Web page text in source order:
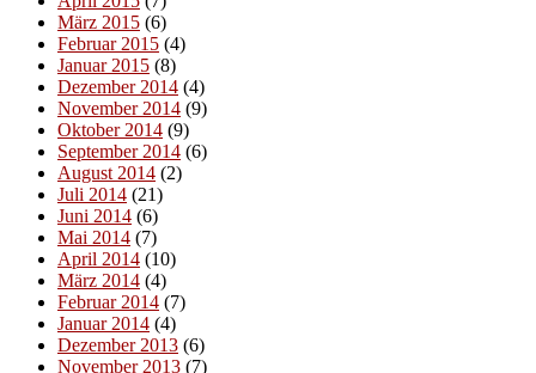
März 2015 (6)
Februar 2015 (4)
Januar 2015 (8)
Dezember 2014 (4)
November 2014 (9)
Oktober 2014 (9)
September 2014 (6)
August 2014 (2)
Juli 2014 (21)
Juni 2014 (6)
Mai 2014 (7)
April 2014 (10)
März 2014 (4)
Februar 2014 (7)
Januar 2014 (4)
Dezember 2013 (6)
November 2013 (7)